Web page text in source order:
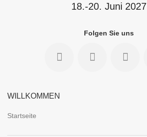
18.-20. Juni 2027
Folgen Sie uns
WILLKOMMEN
Startseite